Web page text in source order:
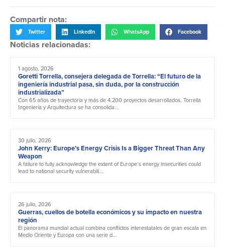
Compartir nota:
Twitter LinkedIn WhatsApp Facebook
Noticias relacionadas:
1 agosto, 2026
Goretti Torrella, consejera delegada de Torrella: “El futuro de la
ingeniería industrial pasa, sin duda, por la construcción
industrializada”
Con 65 años de trayectoria y más de 4.200 proyectos desarrollados, Torrella
Ingeniería y Arquitectura se ha consolida...
30 julio, 2026
John Kerry: Europe’s Energy Crisis Is a Bigger Threat Than Any
Weapon
A failure to fully acknowledge the extent of Europe’s energy insecurities could
lead to national security vulnerabili...
26 julio, 2026
Guerras, cuellos de botella económicos y su impacto en nuestra
región
El panorama mundial actual combina conflictos interestatales de gran escala en
Medio Oriente y Europa con una serie d...